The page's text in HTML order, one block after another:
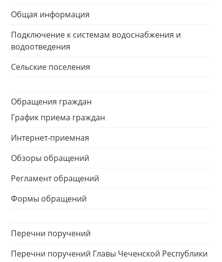
Общая информация
Подключение к системам водоснабжения и
водоотведения
Сельские поселения
Обращения граждан
График приема граждан
Интернет-приемная
Обзоры обращений
Регламент обращений
Формы обращений
Перечни поручений
Перечни поручений Главы Чеченской Республики